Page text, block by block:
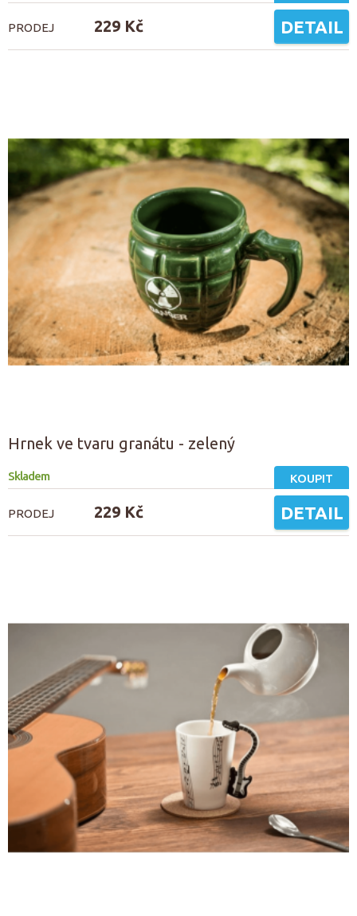
PRODEJ 229 Kč DETAIL
Hrnek ve tvaru granátu - zelený
Skladem KOUPIT
PRODEJ 229 Kč DETAIL